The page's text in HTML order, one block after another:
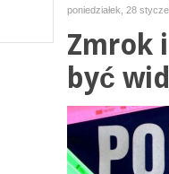
poniedziałek, 28
Zmrok
być